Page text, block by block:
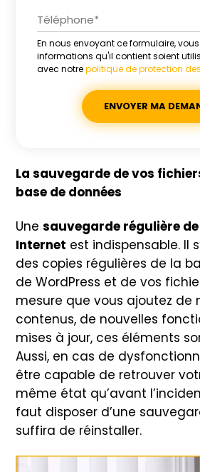
En nous envoyant ce formulaire,
informations qu'il contient soient
avec notrepolitique de protection
Alternative:
La sauvegarde de vos
base de données
Unesauvegarde régulière
Internet est indispensable. Il
des copies régulières de la
de WordPress et de vos
mesure que vous ajoutez de
contenus, de nouvelles
mises à jour, ces éléments
Aussi, en cas de
être capable de retrouver
même état qu’avant
faut disposer d’une
suffira de réinstaller.